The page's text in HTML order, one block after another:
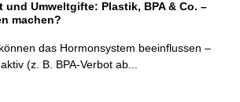
und Umweltgifte: Plastik, BPA & Co. –
machen?
das Hormonsystem beeinflussen –
(z. B. BPA-Verbot ab...